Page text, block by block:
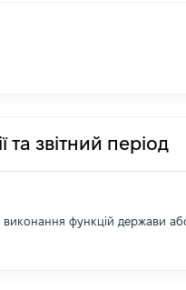
та звітний період
функцій держави